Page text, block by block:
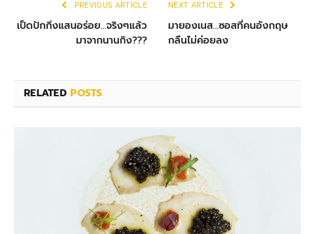
PREVIOUS ARTICLE
เป็ดปักกิ่งแสนอร่อย…จริงๆแล้ว
มาจากนานกิง???
NEXT ARTICLE
มายองเนส…ซอสที่คนอังกฤษ
กลืนไม่ค่อยลง
RELATEDPOSTS